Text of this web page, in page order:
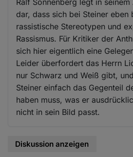
Ralf Sonnenberg legt in
dar, dass sich bei Steiner eben
rassistische Stereotypen und
Rassismus. Für Kritiker der
sich hier eigentlich eine
Leider überfordert das Herrn
nur Schwarz und Weiß gibt,
Steiner einfach das Gegenteil
haben muss, was er
nicht in sein Bild passt.
Diskussion anzeigen